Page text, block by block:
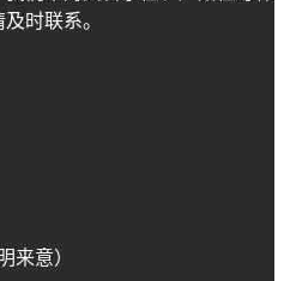
时联系。
来意）